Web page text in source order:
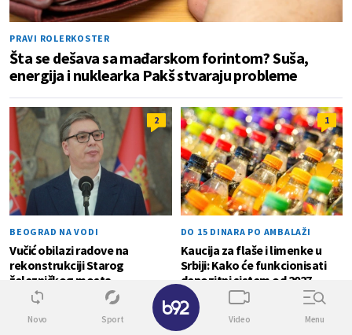
PRAVI ROLERKOSTER
Šta se dešava sa mađarskom forintom? Suša,
energija i nuklearka Pakš stvaraju probleme
2
BEOGRAD NA VODI
Vučić obilazi radove na
rekonstrukciji Starog
železničkog mosta
1
DO 15 DINARA PO AMBALAŽI
Kaucija za flaše i limenke u
Srbiji: Kako će funkcionisati
depozitni sistem od 2027.
godine?
VODOSTAJ MENJA SVE
Novo Sport Video Menu
✕